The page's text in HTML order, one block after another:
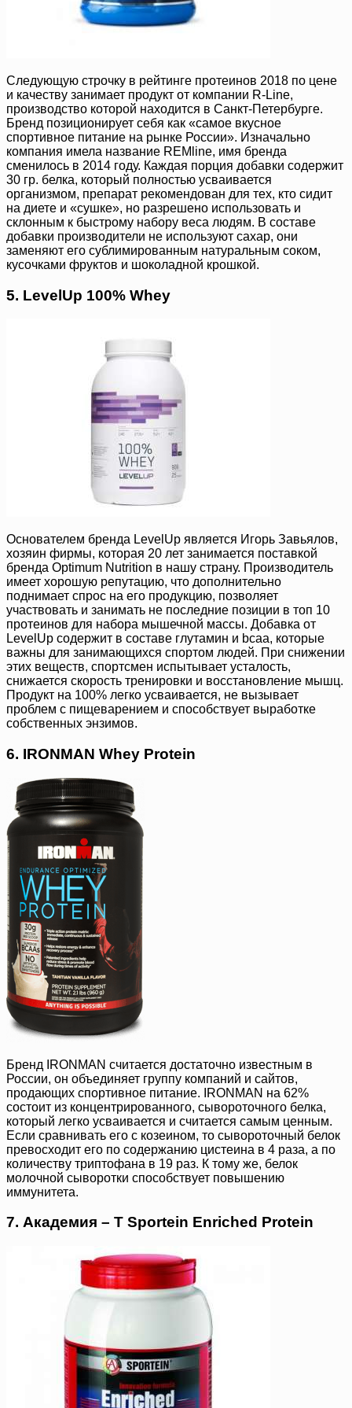
Следующую строчку в рейтинге протеинов 2018 по цене
и качеству занимает продукт от компании R-Line,
производство которой находится в Санкт-Петербурге.
Бренд позиционирует себя как «самое вкусное
спортивное питание на рынке России». Изначально
компания имела название REMline, имя бренда
сменилось в 2014 году. Каждая порция добавки содержит
30 гр. белка, который полностью усваивается
организмом, препарат рекомендован для тех, кто сидит
на диете и «сушке», но разрешено использовать и
склонным к быстрому набору веса людям. В составе
добавки производители не используют сахар, они
заменяют его сублимированным натуральным соком,
кусочками фруктов и шоколадной крошкой.
5. LevelUp 100% Whey
Основателем бренда LevelUp является Игорь Завьялов,
хозяин фирмы, которая 20 лет занимается поставкой
бренда Optimum Nutrition в нашу страну. Производитель
имеет хорошую репутацию, что дополнительно
поднимает спрос на его продукцию, позволяет
участвовать и занимать не последние позиции в топ 10
протеинов для набора мышечной массы. Добавка от
LevelUp содержит в составе глутамин и bcaa, которые
важны для занимающихся спортом людей. При снижении
этих веществ, спортсмен испытывает усталость,
снижается скорость тренировки и восстановление мышц.
Продукт на 100% легко усваивается, не вызывает
проблем с пищеварением и способствует выработке
собственных энзимов.
6. IRONMAN Whey Protein
Бренд IRONMAN считается достаточно известным в
России, он объединяет группу компаний и сайтов,
продающих спортивное питание. IRONMAN на 62%
состоит из концентрированного, сывороточного белка,
который легко усваивается и считается самым ценным.
Если сравнивать его с козеином, то сывороточный белок
превосходит его по содержанию цистеина в 4 раза, а по
количеству триптофана в 19 раз. К тому же, белок
молочной сыворотки способствует повышению
иммунитета.
7. Академия – Т Sportein Enriched Protein